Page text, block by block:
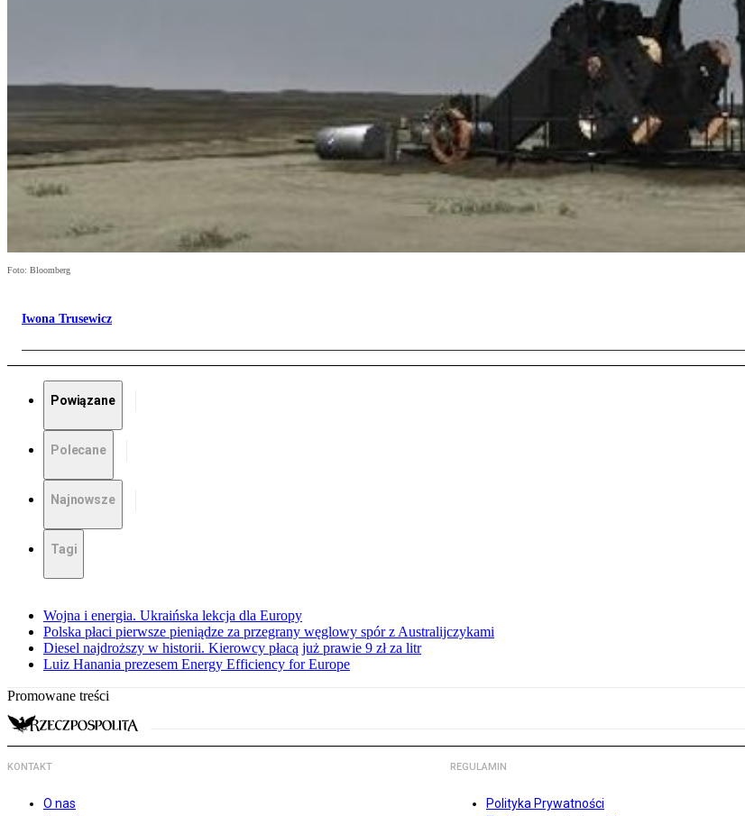
Foto: Bloomberg
Iwona Trusewicz
Powiązane
Polecane
Najnowsze
Tagi
Wojna i energia. Ukraińska lekcja dla Europy
Polska płaci pierwsze pieniądze za przegrany węglowy spór z Australijczykami
Diesel najdroższy w historii. Kierowcy płacą już prawie 9 zł za litr
Luiz Hanania prezesem Energy Efficiency for Europe
Promowane treści
KONTAKT
O nas
REGULAMIN
Polityka Prywatności